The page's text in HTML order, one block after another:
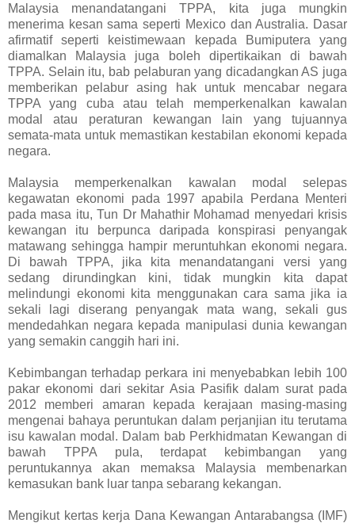
Malaysia menandatangani TPPA, kita juga mungkin
menerima kesan sama seperti Mexico dan Australia. Dasar
afirmatif seperti keistimewaan kepada Bumiputera yang
diamalkan Malaysia juga boleh dipertikaikan di bawah
TPPA. Selain itu, bab pelaburan yang dicadangkan AS juga
memberikan pelabur asing hak untuk mencabar negara
TPPA yang cuba atau telah memperkenalkan kawalan
modal atau peraturan kewangan lain yang tujuannya
semata-mata untuk memastikan kestabilan ekonomi kepada
negara.
Malaysia memperkenalkan kawalan modal selepas
kegawatan ekonomi pada 1997 apabila Perdana Menteri
pada masa itu, Tun Dr Mahathir Mohamad menyedari krisis
kewangan itu berpunca daripada konspirasi penyangak
matawang sehingga hampir meruntuhkan ekonomi negara.
Di bawah TPPA, jika kita menandatangani versi yang
sedang dirundingkan kini, tidak mungkin kita dapat
melindungi ekonomi kita menggunakan cara sama jika ia
sekali lagi diserang penyangak mata wang, sekali gus
mendedahkan negara kepada manipulasi dunia kewangan
yang semakin canggih hari ini.
Kebimbangan terhadap perkara ini menyebabkan lebih 100
pakar ekonomi dari sekitar Asia Pasifik dalam surat pada
2012 memberi amaran kepada kerajaan masing-masing
mengenai bahaya peruntukan dalam perjanjian itu terutama
isu kawalan modal. Dalam bab Perkhidmatan Kewangan di
bawah TPPA pula, terdapat kebimbangan yang
peruntukannya akan memaksa Malaysia membenarkan
kemasukan bank luar tanpa sebarang kekangan.
Mengikut kertas kerja Dana Kewangan Antarabangsa (IMF)